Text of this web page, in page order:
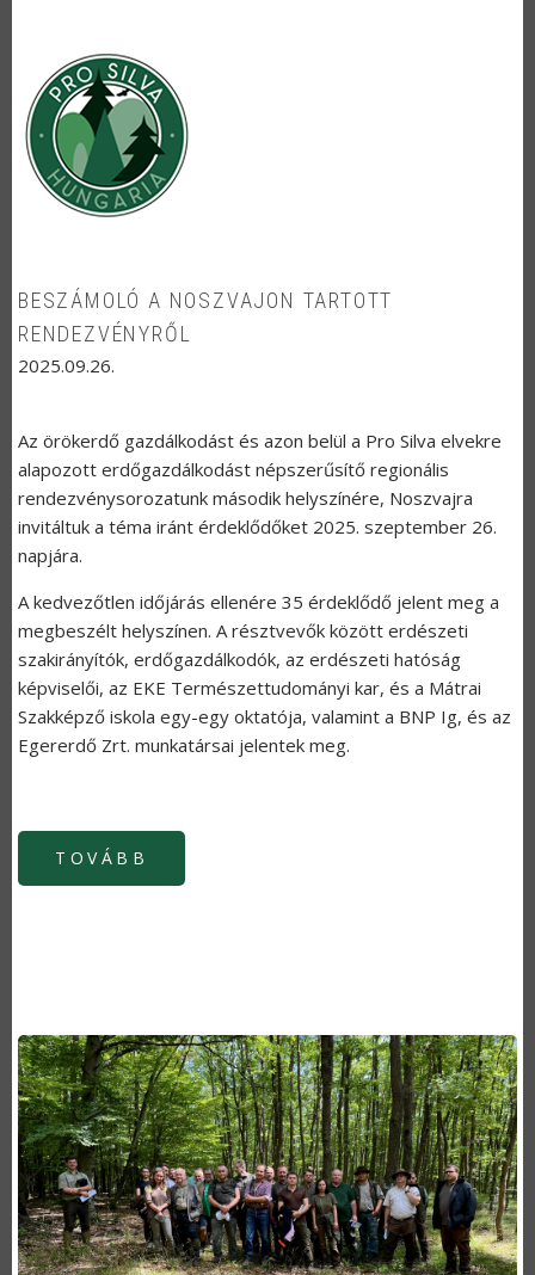
BESZÁMOLÓ A NOSZVAJON TARTOTT
RENDEZVÉNYRŐL
2025.09.26.
Az örökerdő gazdálkodást és azon belül a Pro Silva elvekre
alapozott erdőgazdálkodást népszerűsítő regionális
rendezvénysorozatunk második helyszínére, Noszvajra
invitáltuk a téma iránt érdeklődőket 2025. szeptember 26.
napjára.
A kedvezőtlen időjárás ellenére 35 érdeklődő jelent meg a
megbeszélt helyszínen. A résztvevők között erdészeti
szakirányítók, erdőgazdálkodók, az erdészeti hatóság
képviselői, az EKE Természettudományi kar, és a Mátrai
Szakképző iskola egy-egy oktatója, valamint a BNP Ig, és az
Egererdő Zrt. munkatársai jelentek meg.
TOVÁBB